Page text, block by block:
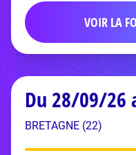
VOIR LA
Du 28/09/26
BRETAGNE (22)